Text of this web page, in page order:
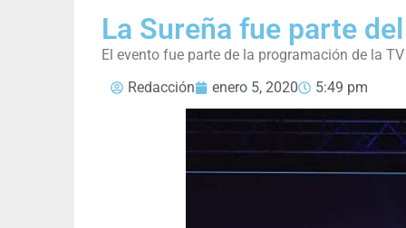
La Sureña fue parte
El evento fue parte de la programación de la
Redacción
enero 5, 2020 5:49 pm